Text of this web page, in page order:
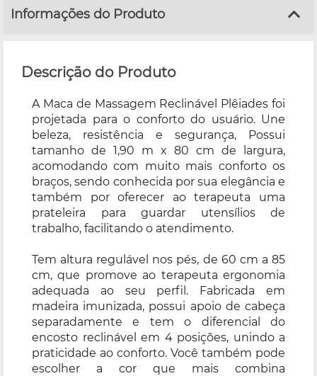
Informações do Produto
Descrição do Produto
A Maca de Massagem Reclinável Plêiades foi
projetada para o conforto do usuário. Une
beleza, resistência e segurança, Possui
tamanho de 1,90 m x 80 cm de largura,
acomodando com muito mais conforto os
braços, sendo conhecida por sua elegância e
também por oferecer ao terapeuta uma
prateleira para guardar utensílios de
trabalho, facilitando o atendimento.
Tem altura regulável nos pés, de 60 cm a 85
cm, que promove ao terapeuta ergonomia
adequada ao seu perfil. Fabricada em
madeira imunizada, possui apoio de cabeça
separadamente e tem o diferencial do
encosto reclinável em 4 posições, unindo a
praticidade ao conforto. Você também pode
escolher a cor que mais combina